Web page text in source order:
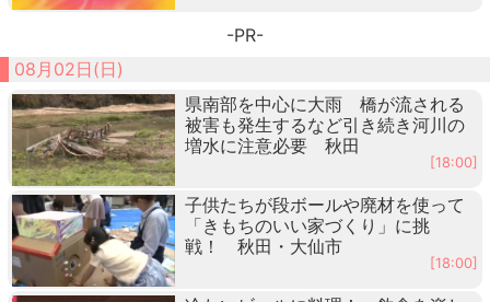
-PR-
08月02日(日)
県南部を中心に大雨 橋が流される
被害も発生するなど引き続き河川の
増水に注意必要 秋田
[18:00]
子供たちが段ボールや廃材を使って
「きもちのいい家づくり」に挑
戦！ 秋田・大仙市
[18:00]